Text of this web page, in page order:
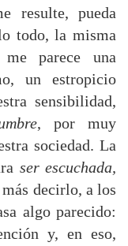
resulte, pueda
todo, la misma
parece una
un estropicio
sensibilidad,
, por muy
sociedad. La
ser escuchada,
más decirlo, a los
algo parecido:
y, en eso,